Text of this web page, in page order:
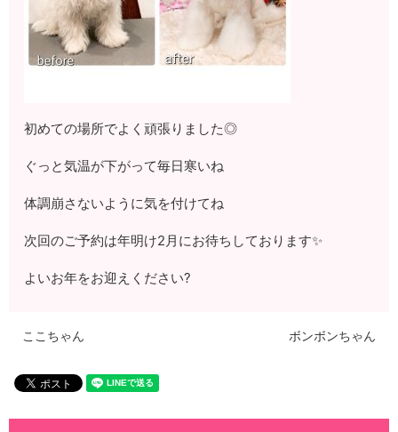
初めての場所でよく頑張りました◎
ぐっと気温が下がって毎日寒いね
体調崩さないように気を付けてね
次回のご予約は年明け2月にお待ちしております✨
よいお年をお迎えください?
ここちゃん ボンボンちゃん